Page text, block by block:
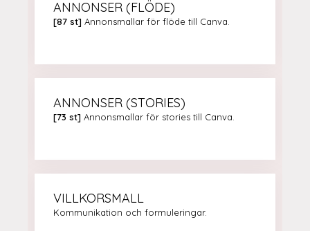
ANNONSER (FLÖDE)
[87 st] Annonsmallar för flöde till Canva.
ANNONSER (STORIES)
[73 st] Annonsmallar för stories till Canva.
VILLKORSMALL
Kommunikation och formuleringar.